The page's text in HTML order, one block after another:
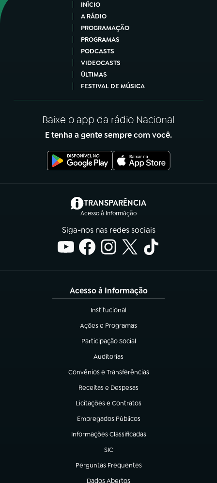
INÍCIO
A RÁDIO
PROGRAMAÇÃO
PROGRAMAS
PODCASTS
VIDEOCASTS
ÚLTIMAS
FESTIVAL DE MÚSICA
Baixe o app da rádio Nacional
E tenha a gente sempre com você.
TRANSPARÊNCIA
Acesso à Informação
(abre em nova aba)
Siga-nos nas redes sociais
Acesso à Informação
Institucional
(abre em nova aba)
Ações e Programas
(abre em nova aba)
Participação Social
(abre em nova aba)
Auditorias
(abre em nova aba)
Convênios e Transferências
(abre em nova aba)
Receitas e Despesas
(abre em nova aba)
Licitações e Contratos
(abre em nova aba)
Empregados Públicos
(abre em nova aba)
Informações Classificadas
(abre em nova aba)
SIC
(abre em nova aba)
Perguntas Frequentes
(abre em nova aba)
Dados Abertos